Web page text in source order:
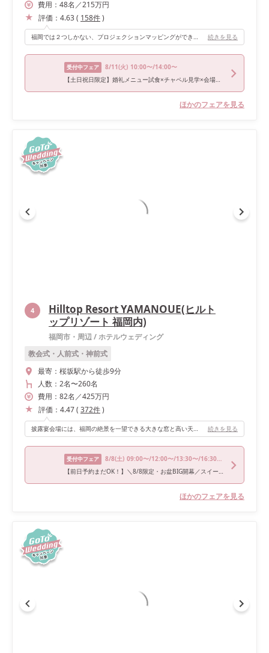
費用： 48名 ／215万円
評価： 4.63( 158件)
福岡では２つしかない、プロジェクションマッピングができること。 また、テーマが美女と野獣だったので、それに合わせた音楽なども音響設備が整っていたので、音源を持ち込むだけでよかったこと。 120名がマックスのフロアに100人強でしたが、比較的ゆったりしてもらえる作りだったこと。（年齢が高い参列者の方もいたので助かりました。 続きを見る
受付中フェア 8/11(火) 10:00〜/14:00〜
【土日祝日限定】婚礼メニュー試食×チャペル見学×会場見学×相談会
ほかのフェアを見る
4
福岡市・周辺/ホテルウェディング
Hilltop Resort YAMANOUE(ヒルト
ップリゾート 福岡内)
教会式・人前式・神前式
最寄： 桜坂駅から徒歩9分
人数： 2名〜260名
費用： 82名 ／425万円
評価： 4.47( 372件)
披露宴会場には、福岡の絶景を一望できる大きな窓と高い天井があり、ホテルウェディングらしい開放感があります。自然光がたっぷり入るので、明るい雰囲気を演出できるのが魅力でした。 ゲスト100人以上でもゆとりのある広さがあり、新郎新婦が並んで歩けるほどのスペースが確保されていたので、動きやすくて圧迫感を感じることなく楽しめました。 続きを見る
受付中フェア 8/8(土) 09:00〜/12:00〜/13:30〜/16:30〜/17:00〜
【前日予約まだOK！】＼8/8限定・お盆BIG開幕／スイート宿泊＋帰省応援10万円OFF｜森の挙式×高台眺望×和牛試食
ほかのフェアを見る